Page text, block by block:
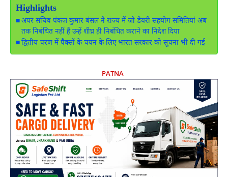
Highlights
अपर सचिव पंकज कुमार बंसल ने राज्य में जो डेयरी सहयोग समितियां अब
तक निबंधित नहीं हैं उन्हें शीघ्र ही निबंधित कराने का निदेश दिया
द्वितीय चरण में पैक्सों के चयन के लिए भारत सरकार को सूचना भी दी गई
PATNA